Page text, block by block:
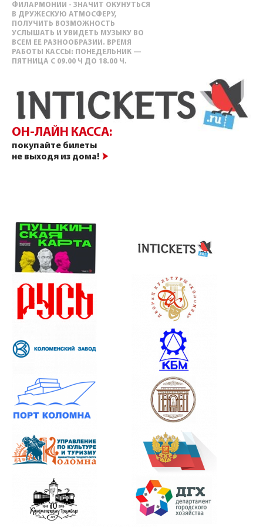
ФИЛАРМОНИИ - ЗНАЧИТ ОКУНУТЬСЯ
В ДРУЖЕСКУЮ АТМОСФЕРУ,
ПОЛУЧИТЬ ВОЗМОЖНОСТЬ
УСЛЫШАТЬ И УВИДЕТЬ МУЗЫКУ ВО
ВСЕМ ЕЕ РАЗНООБРАЗИИ. ВРЕМЯ
РАБОТЫ КАССЫ: ПОНЕДЕЛЬНИК —
ПЯТНИЦА С 09.00 Ч ДО 18.00 Ч.
ОН-ЛАЙН КАССА:
покупайте билеты
не выходя из дома!